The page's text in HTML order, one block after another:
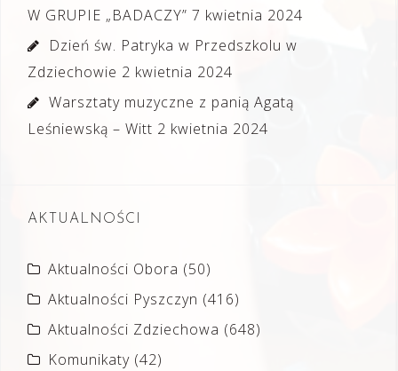
W GRUPIE „BADACZY” 7 kwietnia 2024
Dzień św. Patryka w Przedszkolu w
Zdziechowie 2 kwietnia 2024
Warsztaty muzyczne z panią Agatą
Leśniewską – Witt 2 kwietnia 2024
AKTUALNOŚCI
Aktualności Obora (50)
Aktualności Pyszczyn (416)
Aktualności Zdziechowa (648)
Komunikaty (42)